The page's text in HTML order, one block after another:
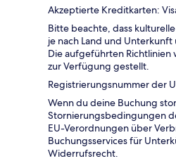
Akzeptierte Kreditkarten:
Bitte beachte, dass
je nach Land und
Die aufgeführten
zur Verfügung gestellt.
Registrierungsnummer der
Wenn du deine Buchung
Stornierungsbedingungen
EU-Verordnungen über
Buchungsservices für
Widerrufsrecht.